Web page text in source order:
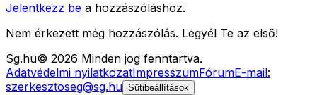
Jelentkezz be a hozzászóláshoz.
Nem érkezett még hozzászólás. Legyél Te az első!
Sg.hu© 2026 Minden jog fenntartva.
Adatvédelmi nyilatkozatImpresszumFórumE-mail:
szerkesztoseg@sg.hu Sütibeállítások